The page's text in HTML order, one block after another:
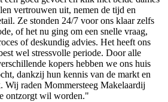
vertrouwen uit, nemen de tijd en
Ze stonden 24/7 voor ons klaar zelfs
of het nu ging om een snelle vraag,
of deskundig advies. Het heeft ons
wel stressvolle periode. Door alle
kopers hebben we ons huis
dankzij hun kennis van de markt en
Wij raden Mommersteeg Makelaardij
ontzorgt wil worden."